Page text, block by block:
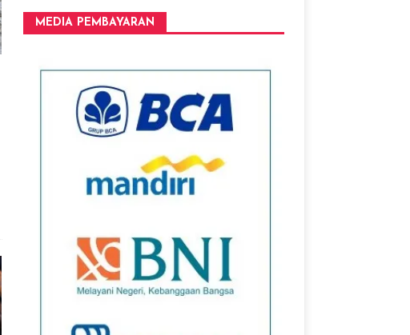
MEDIA PEMBAYARAN